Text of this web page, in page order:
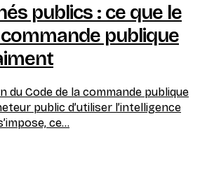
publics : ce que le
publique
du Code de la commande publique
public d’utiliser l’intelligence
ce...